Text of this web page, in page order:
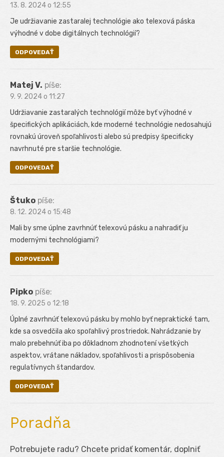
13. 8. 2024 o 12:55
Je udržiavanie zastaralej technológie ako telexová páska
výhodné v dobe digitálnych technológií?
ODPOVEDAŤ
Matej V. píše:
9. 9. 2024 o 11:27
Udržiavanie zastaralých technológií môže byť výhodné v
špecifických aplikáciách, kde moderné technológie nedosahujú
rovnakú úroveň spoľahlivosti alebo sú predpisy špecificky
navrhnuté pre staršie technológie.
ODPOVEDAŤ
Štuko píše:
8. 12. 2024 o 15:48
Mali by sme úplne zavrhnúť telexovú pásku a nahradiť ju
modernými technológiami?
ODPOVEDAŤ
Pipko píše:
18. 9. 2025 o 12:18
Úplné zavrhnúť telexovú pásku by mohlo byť nepraktické tam,
kde sa osvedčila ako spoľahlivý prostriedok. Nahrádzanie by
malo prebehnúť iba po dôkladnom zhodnotení všetkých
aspektov, vrátane nákladov, spoľahlivosti a prispôsobenia
regulatívnych štandardov.
ODPOVEDAŤ
Poradňa
Potrebujete radu? Chcete pridať komentár, doplniť